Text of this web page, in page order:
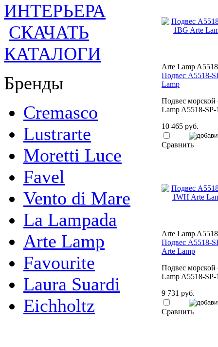
ИНТЕРЬЕРА
СКАЧАТЬ
КАТАЛОГИ
Бренды
Cremasco
Lustrarte
Moretti Luce
Favel
Vento di Mare
La Lampada
Arte Lamp
Favourite
Laura Suardi
Eichholtz
Arte Lamp
Подвес A5518-
Lamp
Подвес морской
Lamp A5518-
10 465 руб.
Сравнить
Arte Lamp
Подвес A5518-
Arte Lamp
Подвес морской
Lamp A5518-
9 731 руб.
Сравнить